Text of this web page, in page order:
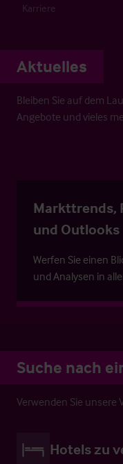
Karriere
Aktuelles
Bleiben Sie auf dem
Angebote und vieles
Markttrends,
und Outlooks
Werfen Sie einen
und Analysen in
Suche nach
Verwenden Sie unsere
Hotels zu